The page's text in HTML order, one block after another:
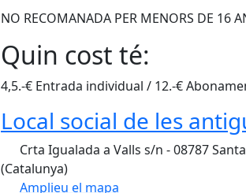
NO RECOMANADA PER MENORS DE 16
Quin cost té:
4,5.-€ Entrada individual / 12.-€
Local social de les
Crta Igualada a Valls s/n - 08787
(Catalunya)
Amplieu el mapa